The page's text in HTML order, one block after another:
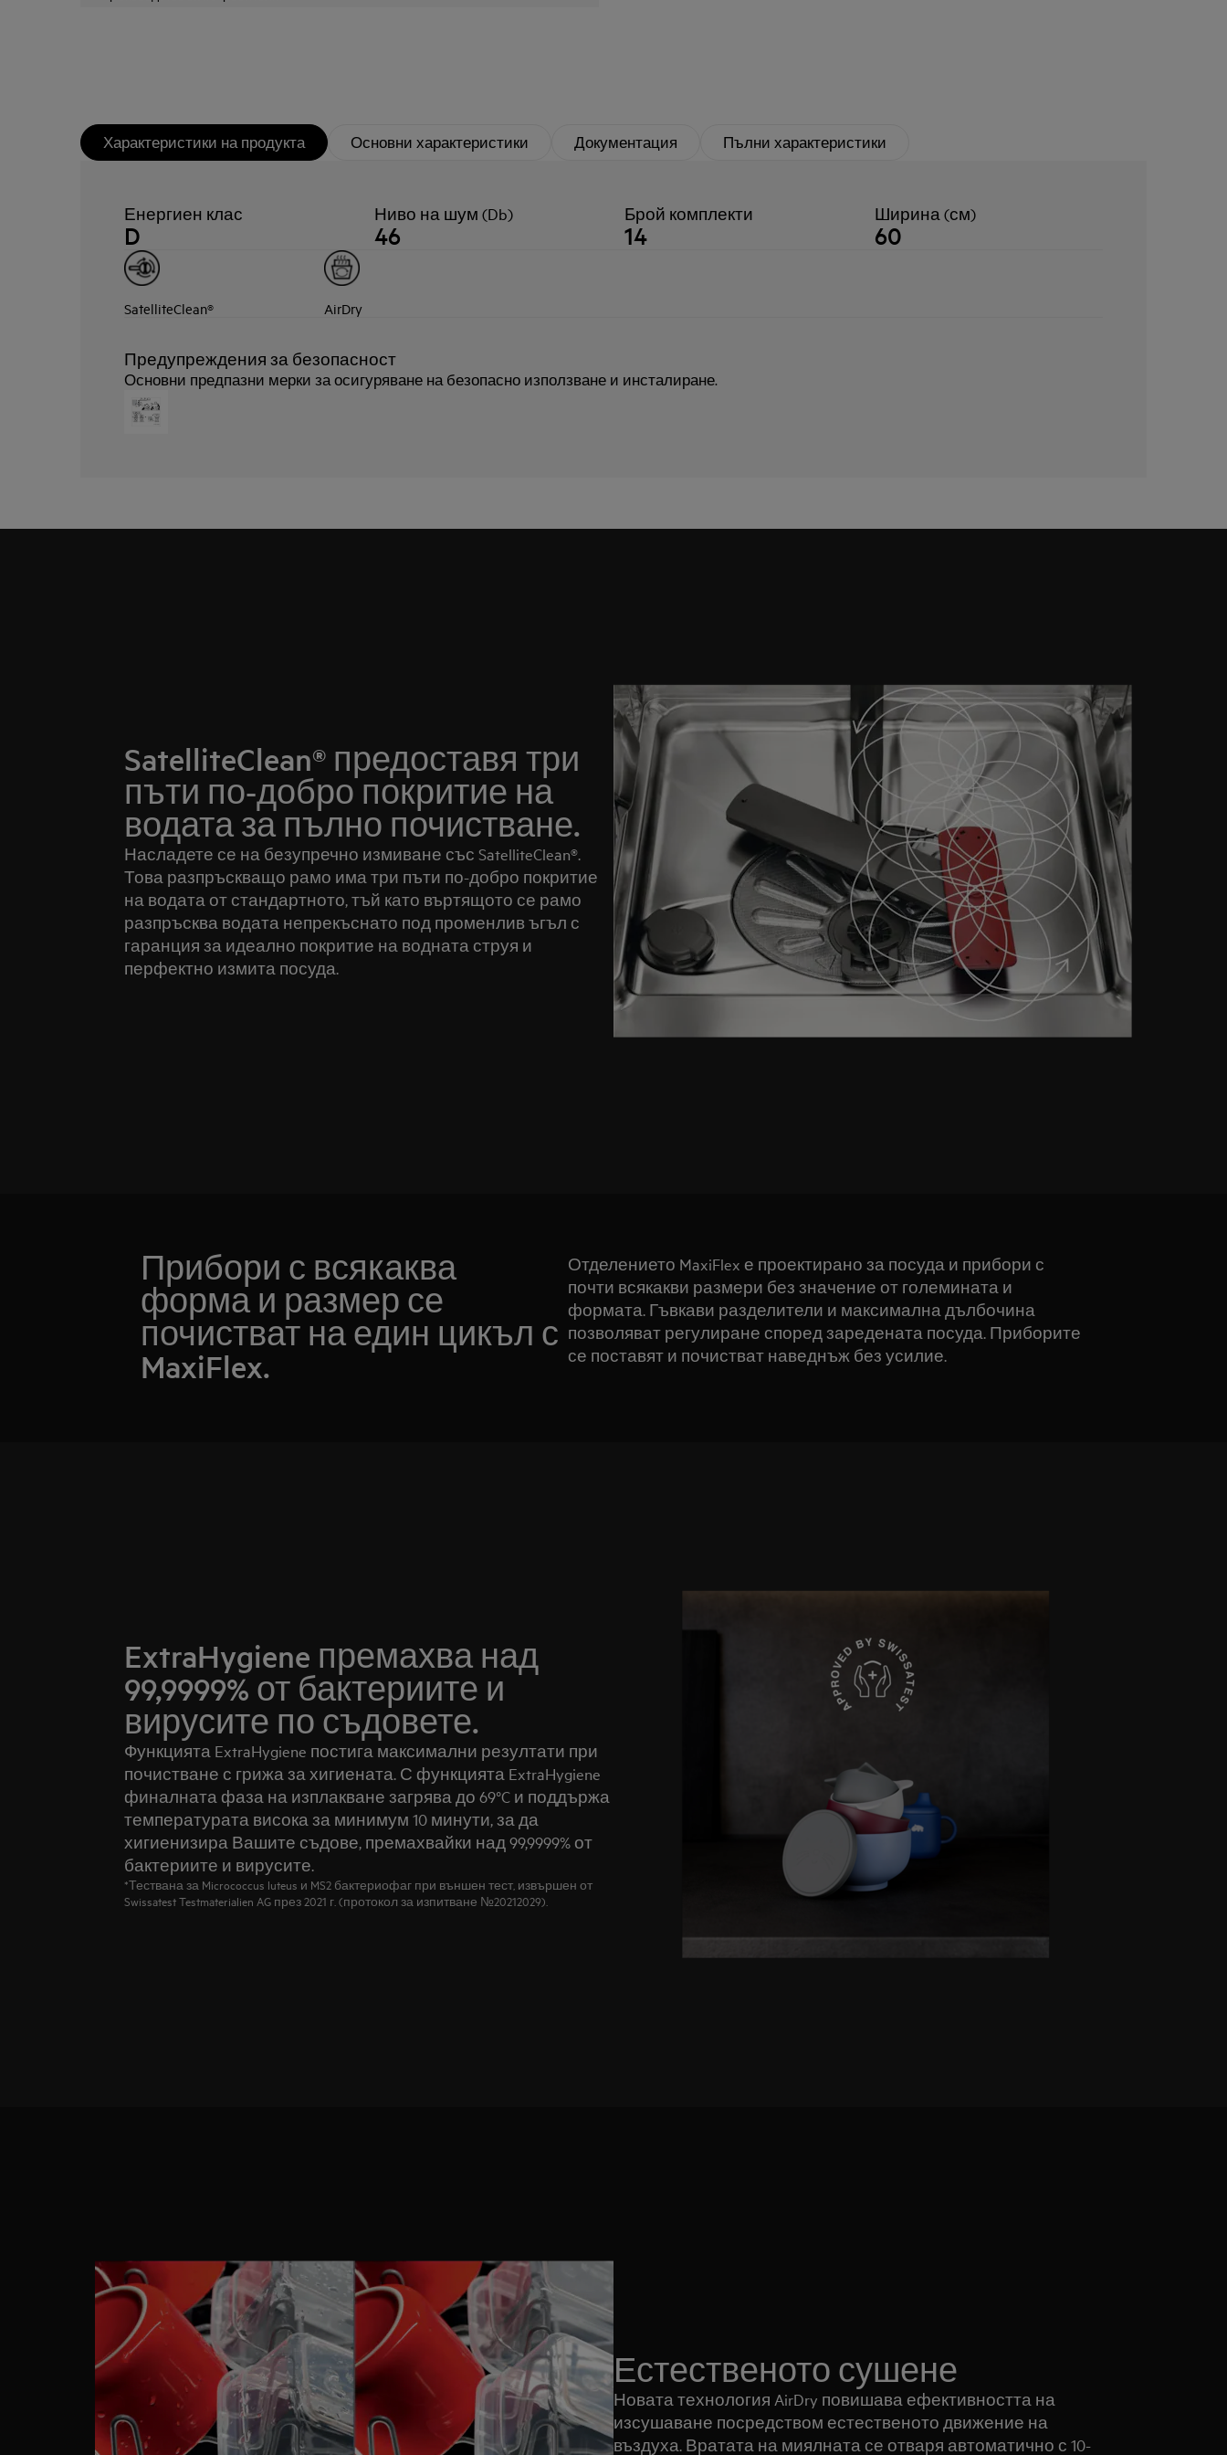
Характеристики на продукта Основни характеристики Документация Пълни характеристики
Енергиен клас
D
Ниво на шум (Db)
46
Брой комплекти
14
Ширина (см)
60
SatelliteClean® AirDry
Предупреждения за безопасност
Основни предпазни мерки за осигуряване на безопасно използване и инсталиране.
SatelliteClean® предоставя три
пъти по-добро покритие на
водата за пълно почистване.
Насладете се на безупречно измиване със SatelliteClean®.
Това разпръскващо рамо има три пъти по-добро покритие
на водата от стандартното, тъй като въртящото се рамо
разпръсква водата непрекъснато под променлив ъгъл с
гаранция за идеално покритие на водната струя и
перфектно измита посуда.
Прибори с всякаква
форма и размер се
почистват на един цикъл с
MaxiFlex.
Отделението MaxiFlex е проектирано за посуда и прибори с
почти всякакви размери без значение от големината и
формата. Гъвкави разделители и максимална дълбочина
позволяват регулиране според заредената посуда. Приборите
се поставят и почистват наведнъж без усилие.
ExtraHygiene премахва над
99,9999% от бактериите и
вирусите по съдовете.
Функцията ExtraHygiene постига максимални резултати при
почистване с грижа за хигиената. С функцията ExtraHygiene
финалната фаза на изплакване загрява до 69°C и поддържа
температурата висока за минимум 10 минути, за да
хигиенизира Вашите съдове, премахвайки над 99,9999% от
бактериите и вирусите.
*Тествана за Micrococcus luteus и MS2 бактериофаг при външен тест, извършен от
Swissatest Testmaterialien AG през 2021 г. (протокол за изпитване №20212029).
Естественото сушене
Новата технология AirDry повишава ефективността на
изсушаване посредством естественото движение на
въздуха. Вратата на миялната се отваря автоматично с 10-